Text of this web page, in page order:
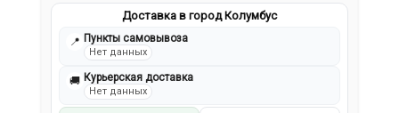
Доставка в город Колумбус
📍 Пункты самовывоза
Нет данных
🚚 Курьерская доставка
Нет данных